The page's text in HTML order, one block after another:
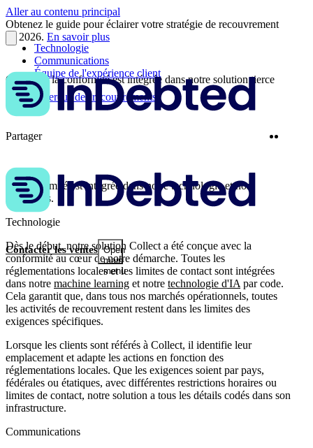
Aller au contenu principal
Obtenez le guide pour éclairer votre stratégie de recouvrement
en 2026. En savoir plus
Contacter les ventes Open
main
menu
Comment la conformité est intégrée dans notre solution tierce
La conformité est intégrée dans notre technologie et nos
opérations.
Technologie
Dès le début, notre solution Collect a été conçue avec la
conformité au cœur de notre démarche. Toutes les
réglementations locales et les limites de contact sont intégrées
dans notre machine learning et notre technologie d'IA par code.
Cela garantit que, dans tous nos marchés opérationnels, toutes
les activités de recouvrement restent dans les limites des
exigences spécifiques.
Lorsque les clients sont référés à Collect, il identifie leur
emplacement et adapte les actions en fonction des
réglementations locales. Que les exigences soient par pays,
fédérales ou étatiques, avec différentes restrictions horaires ou
limites de contact, notre solution a tous les détails codés dans son
infrastructure.
Communications
Technologie
Communications
Équipe de l'expérience client
Plus d'Aperçus des recouvrements
Partager